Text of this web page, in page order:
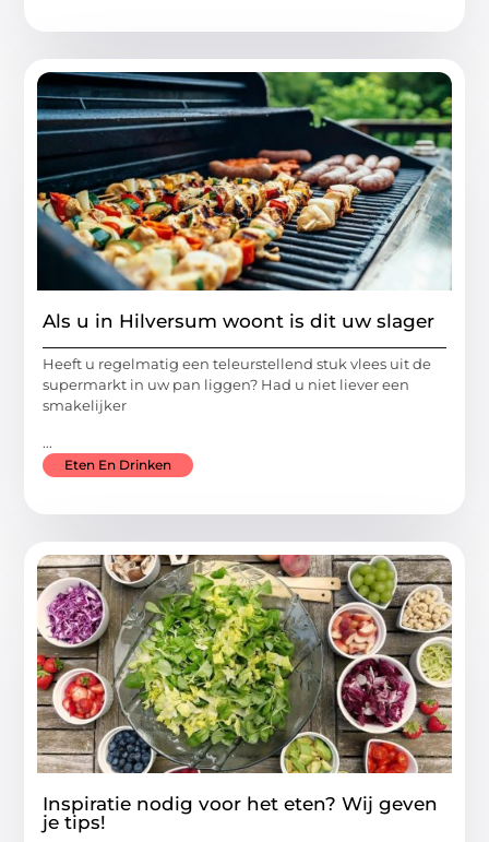
Als u in Hilversum woont is dit uw slager
Heeft u regelmatig een teleurstellend stuk vlees uit de
supermarkt in uw pan liggen? Had u niet liever een
smakelijker
...
Eten En Drinken
Inspiratie nodig voor het eten? Wij geven
je tips!